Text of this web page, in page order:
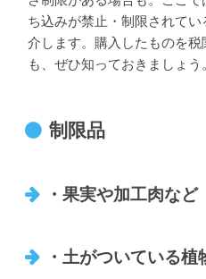
ち込みが禁止・制限されて
介します。購入したものを
も、ぜひ知っておきましょう
制限品
・果実や加工肉など
・土がついている植